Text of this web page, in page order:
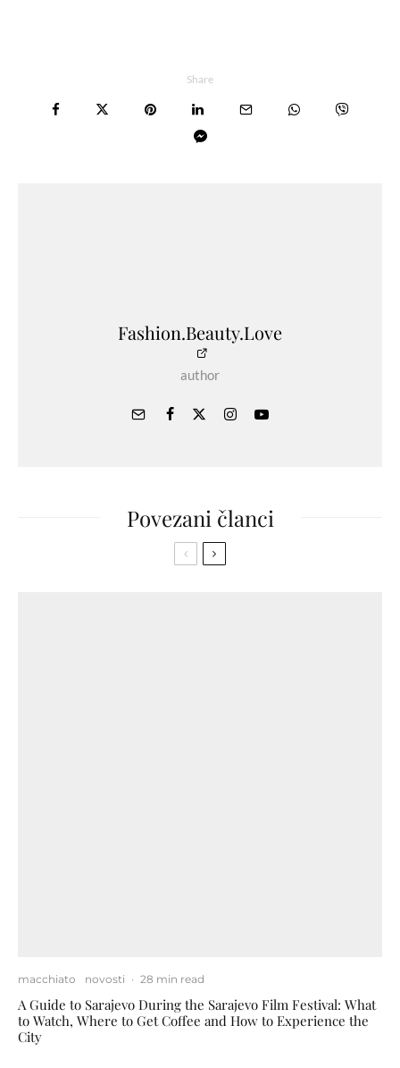
Share
Fashion.Beauty.Love
author
Povezani članci
macchiato novosti · 28 min read
A Guide to Sarajevo During the Sarajevo Film Festival: What
to Watch, Where to Get Coffee and How to Experience the
City